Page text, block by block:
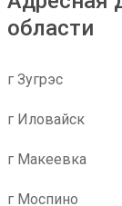
области
г Зугрэс
г Иловайск
г Макеевка
г Моспино